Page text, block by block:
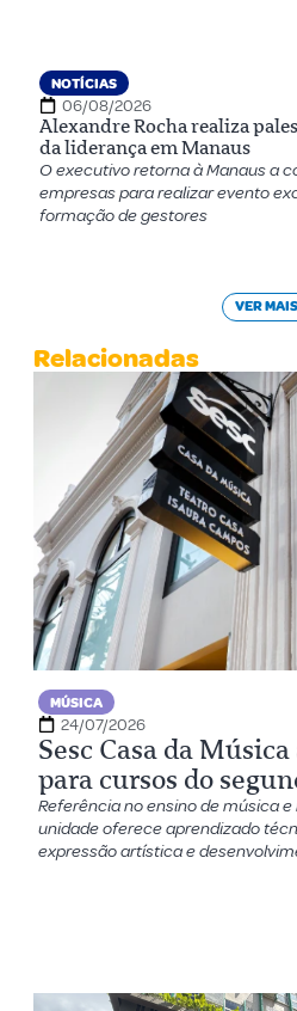
NOTÍCIAS
06/08/2026
Alexandre Rocha realiza
da liderança em Manaus
O executivo retorna à Manaus a
empresas para realizar evento
formação de gestores
VER MAIS
Relacionadas
MÚSICA
24/07/2026
Sesc Casa da
para cursos do
Referência no ensino de música
unidade oferece aprendizado
expressão artística e